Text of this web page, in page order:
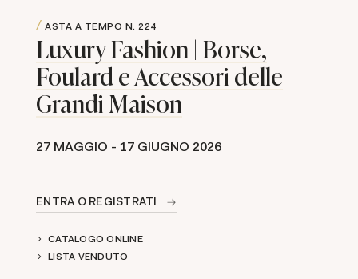
ASTA A TEMPO N. 224
Luxury Fashion | Borse,
Foulard e Accessori delle
Grandi Maison
27 MAGGIO - 17 GIUGNO 2026
ENTRA O REGISTRATI
CATALOGO ONLINE
LISTA VENDUTO